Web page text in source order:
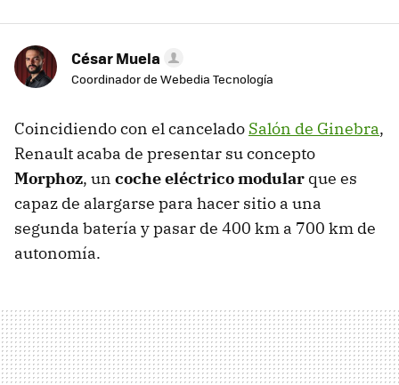
César Muela
Coordinador de Webedia Tecnología
Coincidiendo con el cancelado Salón de Ginebra,
Renault acaba de presentar su concepto
Morphoz, un coche eléctrico modular que es
capaz de alargarse para hacer sitio a una
segunda batería y pasar de 400 km a 700 km de
autonomía.